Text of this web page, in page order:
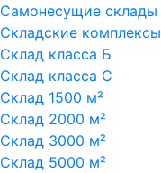
Самонесущие склады
Складские комплексы
Склад класса Б
Склад класса С
Склад 1500 м²
Склад 2000 м²
Склад 3000 м²
Склад 5000 м²